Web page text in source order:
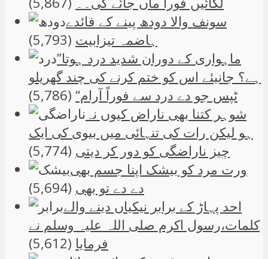
سونف والا دودھ پینے کے فائدے
ہاضمہ تیزابیت (5,793)
”ماہواری کے دوران شدید درد ہوتا
ہے؟ جانیئے اس کو ختم کرنے کی چند گھریلو
ٹپس جو دے درد سے فوراً آرام“ (5,786)
شوہر کتنا بھی ناراض کیوں نہ
ہو لیکن رات کی تنہائی میں بیوی کی ایک
چیز ناراضگی کو دور کر دیتی (5,774)
ورت مرد کو بیشک اپنا جسم بھی
دے دے تو بھی (5,694)
احد پہاڑ کے برابر نیکیاں دینے والے
کلمات،رسول اکرم صلی اللہ علیہ وسلم نے
فرمایا (5,612)